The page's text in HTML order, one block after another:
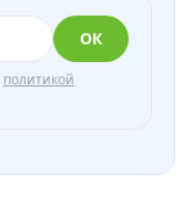
ОК
политикой